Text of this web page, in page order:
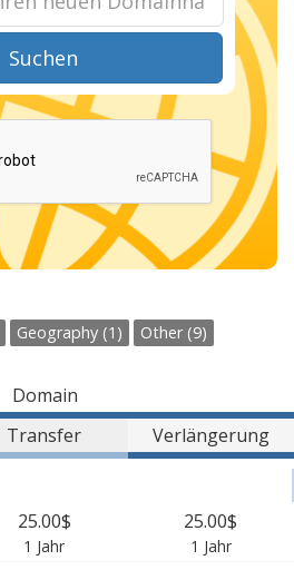
Suchen
Geography (1) Other (9)
Domain
Transfer
Verlängerung
25.00$
1 Jahr
25.00$
1 Jahr